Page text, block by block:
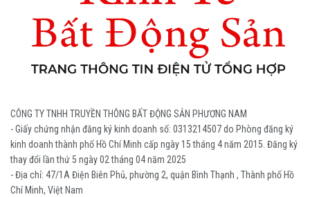
CÔNG TY TNHH TRUYỀN THÔNG BẤT ĐỘNG SẢN PHƯƠNG NAM
- Giấy chứng nhận đăng ký kinh doanh số: 0313214507 do Phòng đăng ký
kinh doanh thành phố Hồ Chí Minh cấp ngày 15 tháng 4 năm 2015. Đăng ký
thay đổi lần thứ 5 ngày 02 tháng 04 năm 2025
- Địa chỉ: 47/1A Điện Biên Phủ, phường 2, quận Bình Thạnh , Thành phố Hồ
Chí Minh, Việt Nam